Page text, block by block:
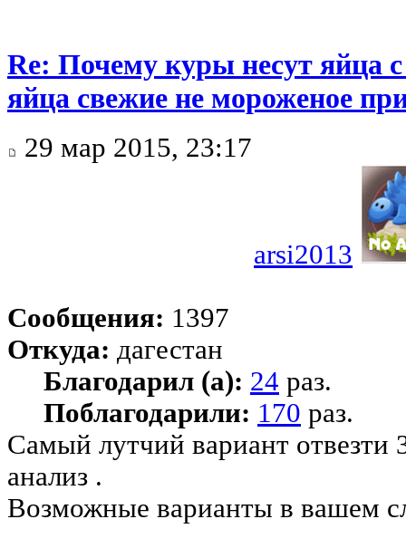
Re: Почему куры несут яйца
яйца свежие не мороженое
29 мар 2015, 23:17
arsi2013
Сообщения: 1397
Откуда: дагестан
Благодарил (а): 24 раз.
Поблагодарили: 170 раз.
Самый лутчий вариант
анализ .
Возможные варианты в вашем